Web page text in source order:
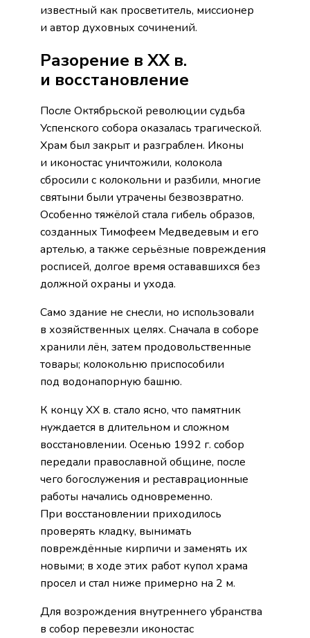
известный как просветитель, миссионер
и автор духовных сочинений.
Разорение в XX в.
и восстановление
После Октябрьской революции судьба
Успенского собора оказалась трагической.
Храм был закрыт и разграблен. Иконы
и иконостас уничтожили, колокола
сбросили с колокольни и разбили, многие
святыни были утрачены безвозвратно.
Особенно тяжёлой стала гибель образов,
созданных Тимофеем Медведевым и его
артелью, а также серьёзные повреждения
росписей, долгое время остававшихся без
должной охраны и ухода.
Само здание не снесли, но использовали
в хозяйственных целях. Сначала в соборе
хранили лён, затем продовольственные
товары; колокольню приспособили
под водонапорную башню.
К концу XX в. стало ясно, что памятник
нуждается в длительном и сложном
восстановлении. Осенью 1992 г. собор
передали православной общине, после
чего богослужения и реставрационные
работы начались одновременно.
При восстановлении приходилось
проверять кладку, вынимать
повреждённые кирпичи и заменять их
новыми; в ходе этих работ купол храма
просел и стал ниже примерно на 2 м.
Для возрождения внутреннего убранства
в собор перевезли иконостас